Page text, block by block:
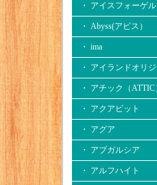
・ アイスフォーゲル
・ Abyss(アビス）
・ ima
・ アイランドオリ
・ アチック（ATTIC
・ アクアビット
・ アグア
・ アブガルシア
・ アルフハイト